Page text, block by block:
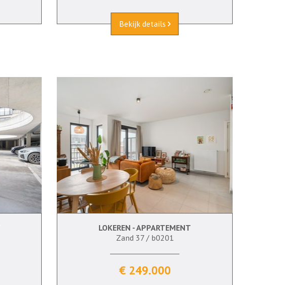
Bekijk details
73 m² 2 Ja
LOKEREN - APPARTEMENT
Zand 37 / b0201
€ 249.000